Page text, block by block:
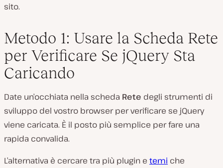
sito.
Metodo 1: Usare la Scheda Rete
per Verificare Se jQuery Sta
Caricando
Date un’occhiata nella scheda Rete degli strumenti di
sviluppo del vostro browser per verificare se jQuery
viene caricata. È il posto più semplice per fare una
rapida convalida.
L’alternativa è cercare tra più plugin e temi che